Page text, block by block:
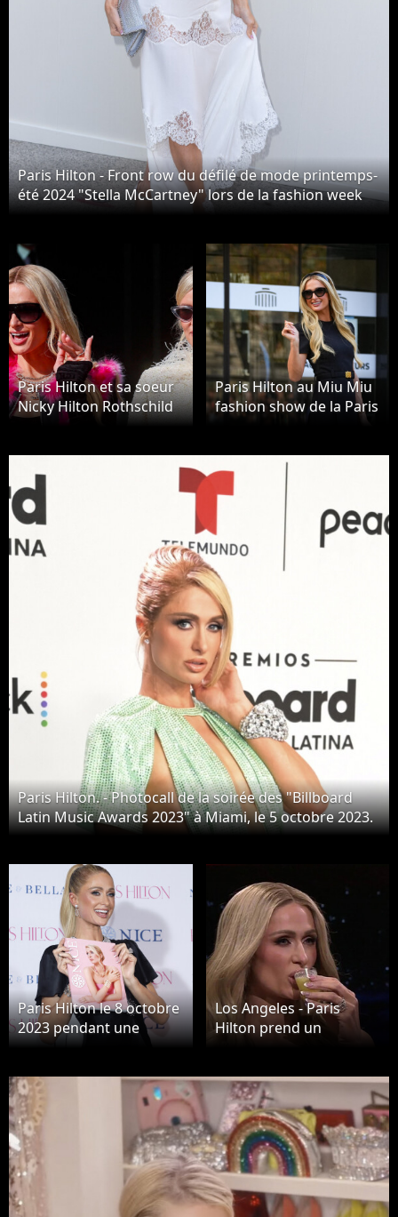
Paris Hilton - Front row du défilé de mode printemps-
été 2024 "Stella McCartney" lors de la fashion week
de Paris le 2 octobre 2023. © Olivier Borde/Bestimage
Paris Hilton et sa soeur
Nicky Hilton Rothschild
à la sortie du défilé de
2024 lors de la Fashion
Week de Paris (PFW), au
Grand Palais Éphémère
Place Joffre, à Paris,
France, le 3 octobre
2023. © Christophe
Paris Hilton au Miu Miu
fashion show de la Paris
Fashion Week 2024 le 3
Paris Hilton. - Photocall de la soirée des "Billboard
Latin Music Awards 2023" à Miami, le 5 octobre 2023.
Paris Hilton le 8 octobre
2023 pendant une
conférence de presse à
le lancement d'une
collection de bijoux ©
2023 Jorge Nunez/The
Grosby Group Mexico
City
Los Angeles - Paris
Hilton prend un
shotdans le Tonight